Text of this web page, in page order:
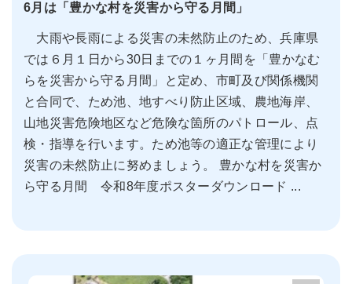
6月は「豊かな村を災害から守る月間」
大雨や長雨による災害の未然防止のため、兵庫県
では６月１日から30日までの１ヶ月間を「豊かなむ
らを災害から守る月間」と定め、市町及び関係機関
と合同で、ため池、地すべり防止区域、農地海岸、
山地災害危険地区など危険な箇所のパトロール、点
検・指導を行います。ため池等の適正な管理により
災害の未然防止に努めましょう。 豊かな村を災害か
ら守る月間 令和8年度ポスターダウンロード ...